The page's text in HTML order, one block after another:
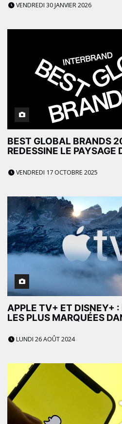
VENDREDI 30 JANVIER 2026
BEST GLOBAL BRANDS
REDESSINE LE PAYSAGE
VENDREDI 17 OCTOBRE 2025
APPLE TV+ ET DISNEY+ :
LES PLUS MARQUÉES
LUNDI 26 AOÛT 2024